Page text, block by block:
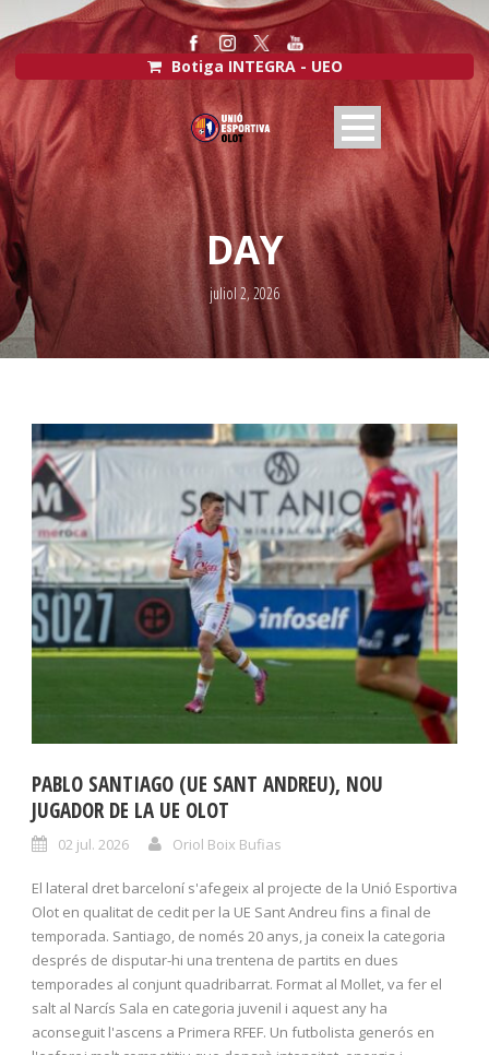
Botiga INTEGRA - UEO
DAY
juliol 2, 2026
PABLO SANTIAGO (UE SANT ANDREU), NOU
JUGADOR DE LA UE OLOT
02 jul. 2026 Oriol Boix Bufias
El lateral dret barceloní s'afegeix al projecte de la Unió Esportiva
Olot en qualitat de cedit per la UE Sant Andreu fins a final de
temporada. Santiago, de només 20 anys, ja coneix la categoria
després de disputar-hi una trentena de partits en dues
temporades al conjunt quadribarrat. Format al Mollet, va fer el
salt al Narcís Sala en categoria juvenil i aquest any ha
aconseguit l'ascens a Primera RFEF. Un futbolista generós en